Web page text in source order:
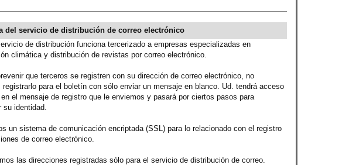
del servicio de distribución de correo electrónico
de distribución funciona tercerizado a empresas especializadas en
climática y distribución de revistas por correo electrónico.
que terceros se registren con su dirección de correo electrónico, no
registrarlo para el boletín con sólo enviar un mensaje en blanco. Ud. tendrá acceso
el mensaje de registro que le enviemos y pasará por ciertos pasos para
su identidad.
un sistema de comunicación encriptada (SSL) para lo relacionado con el registro
de correo electrónico.
las direcciones registradas sólo para el servicio de distribución de correo.